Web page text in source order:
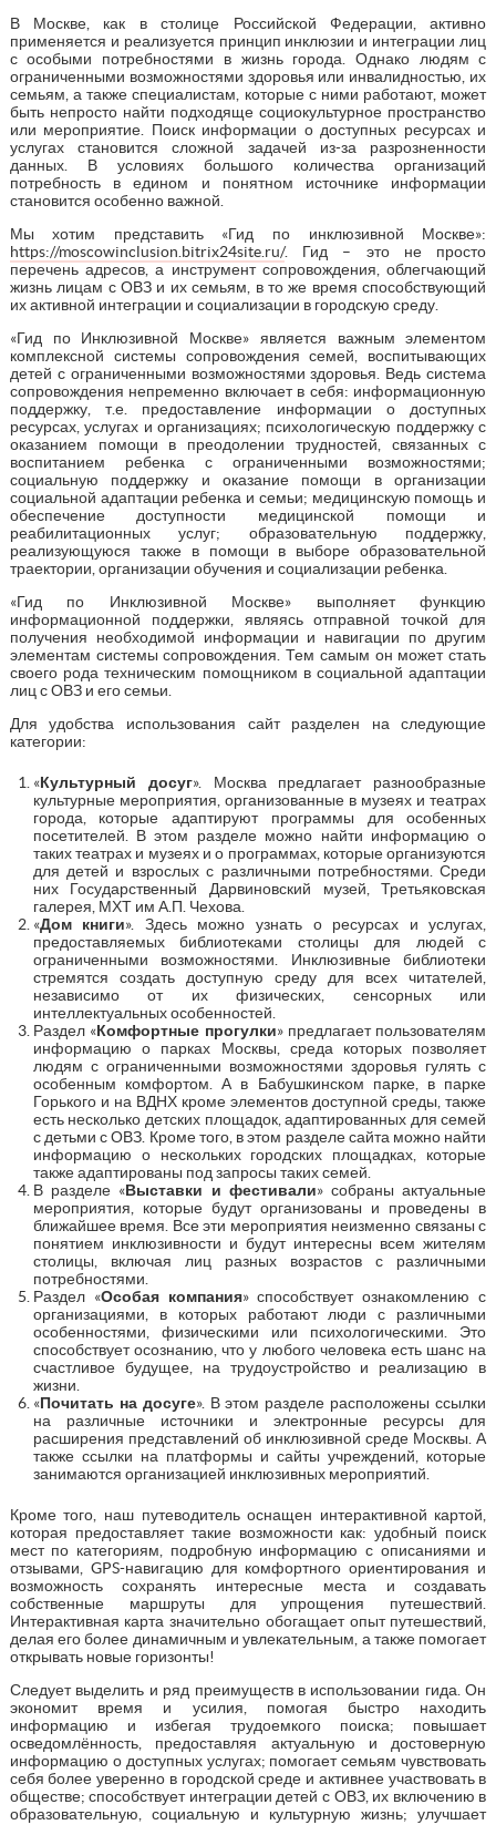
В Москве, как в столице Российской Федерации, активно
применяется и реализуется принцип инклюзии и интеграции лиц
с особыми потребностями в жизнь города. Однако людям с
ограниченными возможностями здоровья или инвалидностью, их
семьям, а также специалистам, которые с ними работают, может
быть непросто найти подходяще социокультурное пространство
или мероприятие. Поиск информации о доступных ресурсах и
услугах становится сложной задачей из-за разрозненности
данных. В условиях большого количества организаций
потребность в едином и понятном источнике информации
становится особенно важной.
Мы хотим представить «Гид по инклюзивной Москве»:
https://moscowinclusion.bitrix24site.ru/. Гид – это не просто
перечень адресов, а инструмент сопровождения, облегчающий
жизнь лицам с ОВЗ и их семьям, в то же время способствующий
их активной интеграции и социализации в городскую среду.
«Гид по Инклюзивной Москве» является важным элементом
комплексной системы сопровождения семей, воспитывающих
детей с ограниченными возможностями здоровья. Ведь система
сопровождения непременно включает в себя: информационную
поддержку, т.е. предоставление информации о доступных
ресурсах, услугах и организациях; психологическую поддержку с
оказанием помощи в преодолении трудностей, связанных с
воспитанием ребенка с ограниченными возможностями;
социальную поддержку и оказание помощи в организации
социальной адаптации ребенка и семьи; медицинскую помощь и
обеспечение доступности медицинской помощи и
реабилитационных услуг; образовательную поддержку,
реализующуюся также в помощи в выборе образовательной
траектории, организации обучения и социализации ребенка.
«Гид по Инклюзивной Москве» выполняет функцию
информационной поддержки, являясь отправной точкой для
получения необходимой информации и навигации по другим
элементам системы сопровождения. Тем самым он может стать
своего рода техническим помощником в социальной адаптации
лиц с ОВЗ и его семьи.
Для удобства использования сайт разделен на следующие
категории:
«Культурный досуг». Москва предлагает разнообразные
культурные мероприятия, организованные в музеях и театрах
города, которые адаптируют программы для особенных
посетителей. В этом разделе можно найти информацию о
таких театрах и музеях и о программах, которые организуются
для детей и взрослых с различными потребностями. Среди
них Государственный Дарвиновский музей, Третьяковская
галерея, МХТ им А.П. Чехова.
«Дом книги». Здесь можно узнать о ресурсах и услугах,
предоставляемых библиотеками столицы для людей с
ограниченными возможностями. Инклюзивные библиотеки
стремятся создать доступную среду для всех читателей,
независимо от их физических, сенсорных или
интеллектуальных особенностей.
Раздел «Комфортные прогулки» предлагает пользователям
информацию о парках Москвы, среда которых позволяет
людям с ограниченными возможностями здоровья гулять с
особенным комфортом. А в Бабушкинском парке, в парке
Горького и на ВДНХ кроме элементов доступной среды, также
есть несколько детских площадок, адаптированных для семей
с детьми с ОВЗ. Кроме того, в этом разделе сайта можно найти
информацию о нескольких городских площадках, которые
также адаптированы под запросы таких семей.
В разделе «Выставки и фестивали» собраны актуальные
мероприятия, которые будут организованы и проведены в
ближайшее время. Все эти мероприятия неизменно связаны с
понятием инклюзивности и будут интересны всем жителям
столицы, включая лиц разных возрастов с различными
потребностями.
Раздел «Особая компания» способствует ознакомлению с
организациями, в которых работают люди с различными
особенностями, физическими или психологическими. Это
способствует осознанию, что у любого человека есть шанс на
счастливое будущее, на трудоустройство и реализацию в
жизни.
«Почитать на досуге». В этом разделе расположены ссылки
на различные источники и электронные ресурсы для
расширения представлений об инклюзивной среде Москвы. А
также ссылки на платформы и сайты учреждений, которые
занимаются организацией инклюзивных мероприятий.
Кроме того, наш путеводитель оснащен интерактивной картой,
которая предоставляет такие возможности как: удобный поиск
мест по категориям, подробную информацию с описаниями и
отзывами, GPS-навигацию для комфортного ориентирования и
возможность сохранять интересные места и создавать
собственные маршруты для упрощения путешествий.
Интерактивная карта значительно обогащает опыт путешествий,
делая его более динамичным и увлекательным, а также помогает
открывать новые горизонты!
Следует выделить и ряд преимуществ в использовании гида. Он
экономит время и усилия, помогая быстро находить
информацию и избегая трудоемкого поиска; повышает
осведомлённость, предоставляя актуальную и достоверную
информацию о доступных услугах; помогает семьям чувствовать
себя более уверенно в городской среде и активнее участвовать в
обществе; способствует интеграции детей с ОВЗ, их включению в
образовательную, социальную и культурную жизнь; улучшает